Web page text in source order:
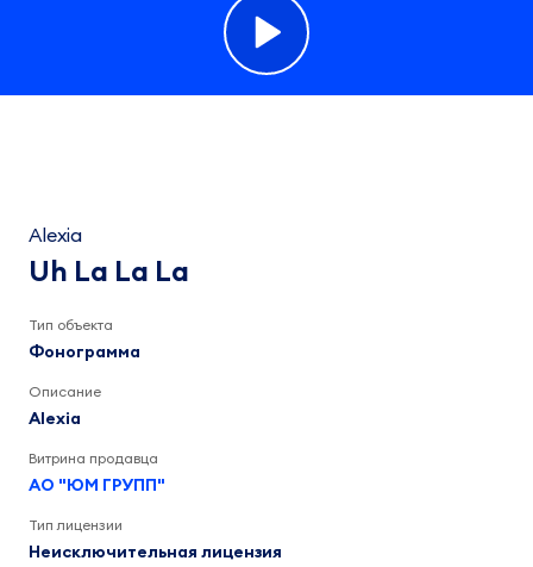
Alexia
3:48
Alexia
Uh La La La
Тип объекта
Фонограмма
Описание
Alexia
Витрина продавца
АО "ЮМ ГРУПП"
Тип лицензии
Неисключительная лицензия